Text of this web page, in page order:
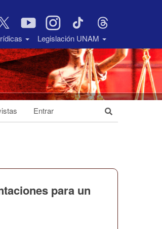
Legislación UNAM
Entrar
para un